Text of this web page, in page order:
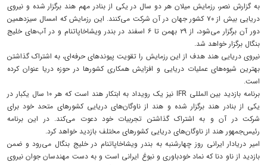
به گزارش نصر، رزمایش میلان هر دو سال در یکی از بنادر مهم هند برگزار شده و نیروی
دریایی بیش از ۷۰ کشور جهان در آن شرکت می‌کنند. این رزمایش که امسال سیزدهمین
دور آن برگزار می‌شود، از ۲۹ بهمن تا ۶ اسفند در بندر ویشاخاپاتنام و در آب‌های خلیج
بنگال برگزار خواهد شد.
نیروی دریایی هند هدف از این رزمایش را تقویت پیوندهای حرفه‌ای، به اشتراک گذاشتن
بهترین شیوه‌های عملیات دریایی و افزایش همکاری کشورها در حوزه دریا عنوان کرده
است.
برنامه بازدید بین المللی IFR نیز یک رویداد به ابتکار هند است که هر ۱۰ سال یکبار در
یکی از بنادر هند برگزار شده و هند از ناوگان‌های دریایی کشورهای متحد خود برای
شرکت در آن و به اشتراک گذاشتن تجربیات خود دعوت می‌کند. در این برنامه
رئیس‌جمهور هند از ناوگان‌های دریایی کشورهای مختلف بازدید خواهد کرد.
امیر دریادار ایرانی روز چهارشنبه به بندر ویشاخاپاتنام در خلیج بنگال می‌رود و ضمن
بازدید از ناو دنا که نماد خودباوری و نبوغ ایرانی است و به دست مهندسان جوان نیروی